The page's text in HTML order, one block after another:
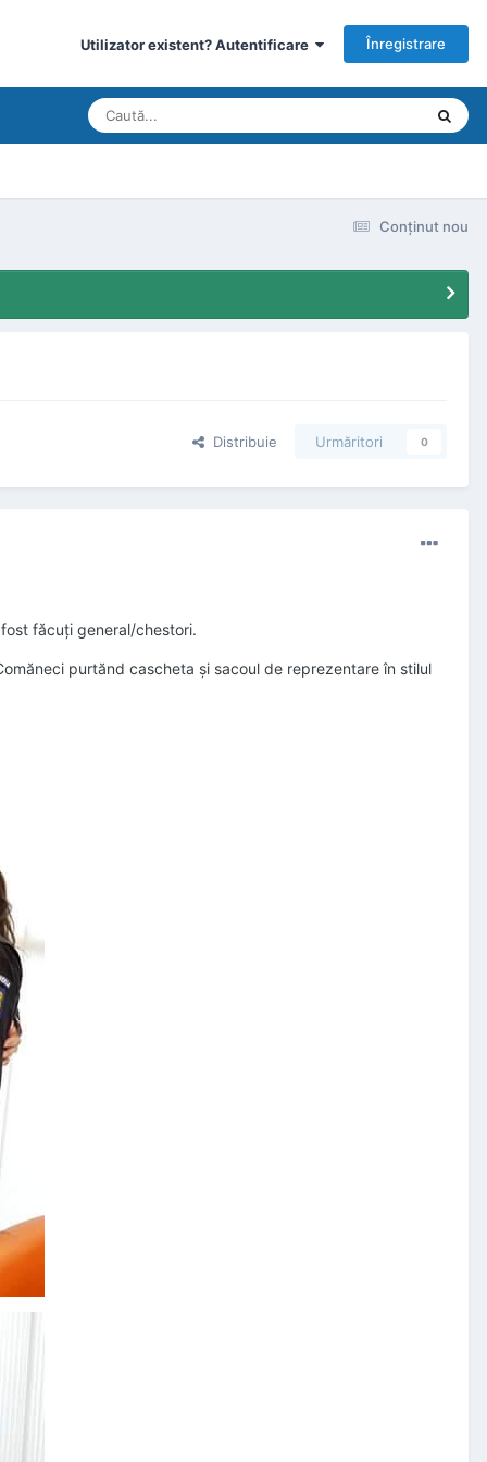
Utilizator existent? Autentificare Înregistrare
Conţinut nou
Distribuie Urmăritori 0
făcuți general/chestori.
purtănd cascheta şi sacoul de reprezentare în stilul